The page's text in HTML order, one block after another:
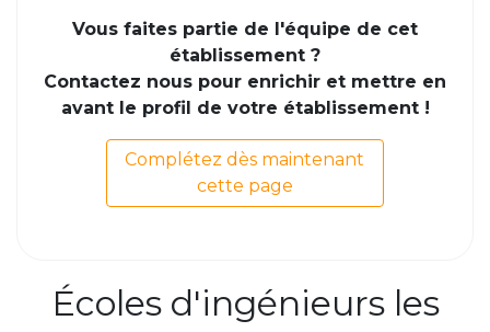
Vous faites partie de l'équipe de cet
établissement ?
Contactez nous pour enrichir et mettre en
avant le profil de votre établissement !
Complétez dès maintenant
cette page
Écoles d'ingénieurs les